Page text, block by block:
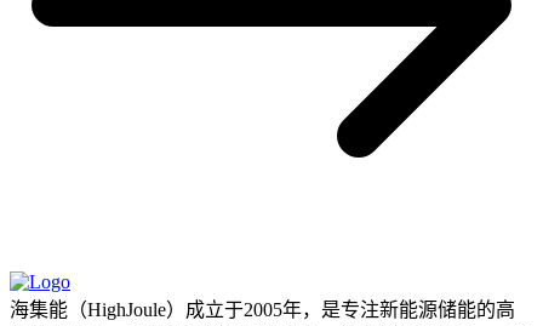
海集能（HighJoule）成立于2005年，是专注新能源储能的高